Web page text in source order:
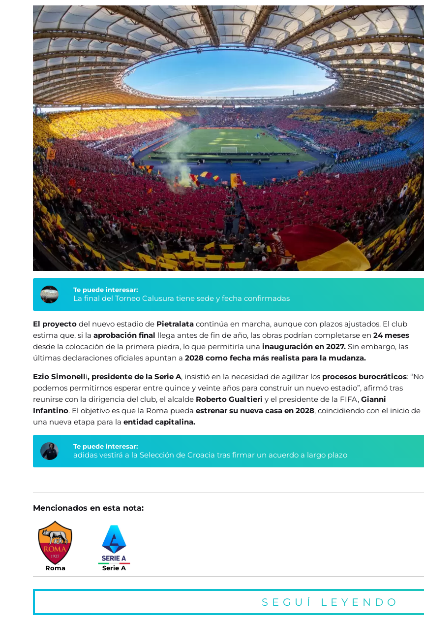
Te puede interesar:
La final del Torneo Calusura tiene sede y fecha confirmadas
El proyecto del nuevo estadio de Pietralata continúa en marcha, aunque con plazos ajustados. El club
estima que, si laaprobación final llega antes de fin de año, las obras podrían completarse en24 meses
desde la colocación de la primera piedra, lo que permitiría unainauguración en 2027. Sin embargo, las
últimas declaraciones oficiales apuntan a2028 como fecha más realista para la mudanza.
Ezio Simonelli, presidente de la Serie A, insistió en la necesidad de agilizar los procesos burocráticos: “No
podemos permitirnos esperar entre quince y veinte años para construir un nuevo estadio”, afirmó tras
reunirse con la dirigencia del club, el alcalde Roberto Gualtieri y el presidente de la FIFA,Gianni
Infantino. El objetivo es que la Roma puedaestrenar su nueva casa en 2028, coincidiendo con el inicio de
una nueva etapa para laentidad capitalina.
Te puede interesar:
adidas vestirá a la Selección de Croacia tras firmar un acuerdo a largo plazo
Mencionados en esta nota:
Roma Serie A
SEGUÍ LEYENDO